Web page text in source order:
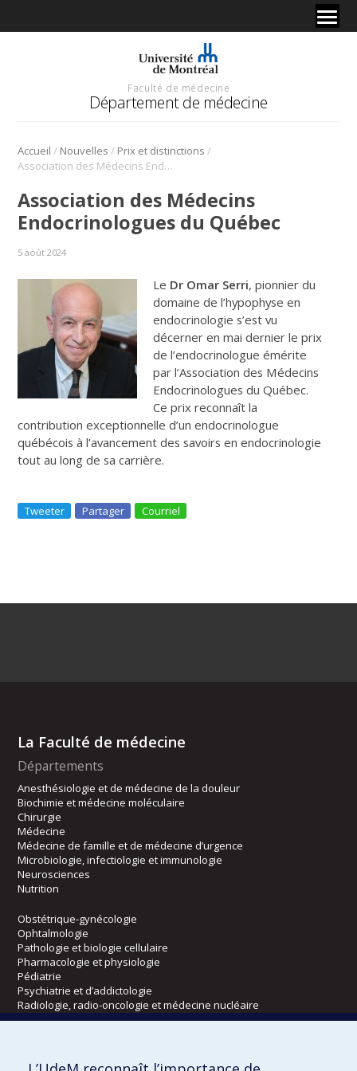
Faculté de médecine
Département de médecine
Accueil / Nouvelles / Prix et distinctions /
Association des Médecins Endocrinologues du Québec
Association des Médecins
Endocrinologues du Québec
5 août 2024
Le Dr Omar Serri, pionnier du
domaine de l’hypophyse en
endocrinologie s’est vu
décerner en mai dernier le prix
de l’endocrinologue émérite
par l’Association des Médecins
Endocrinologues du Québec.
Ce prix reconnaît la
contribution exceptionnelle d’un endocrinologue
québécois à l’avancement des savoirs en endocrinologie
tout au long de sa carrière.
Tweeter Partager Courriel
La Faculté de médecine
Départements
Anesthésiologie et de médecine de la douleur
Biochimie et médecine moléculaire
Chirurgie
Médecine
Médecine de famille et de médecine d’urgence
Microbiologie, infectiologie et immunologie
Neurosciences
Nutrition
Obstétrique-gynécologie
Ophtalmologie
Pathologie et biologie cellulaire
Pharmacologie et physiologie
Pédiatrie
Psychiatrie et d’addictologie
Radiologie, radio-oncologie et médecine nucléaire